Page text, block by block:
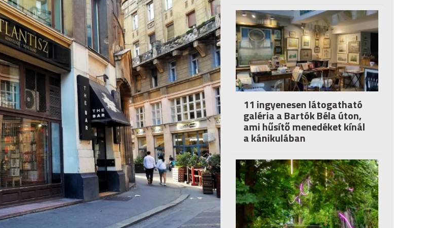
11 ingyenesen látogatható
galéria a Bartók Béla úton,
ami hűsítő menedéket kínál
a kánikulában